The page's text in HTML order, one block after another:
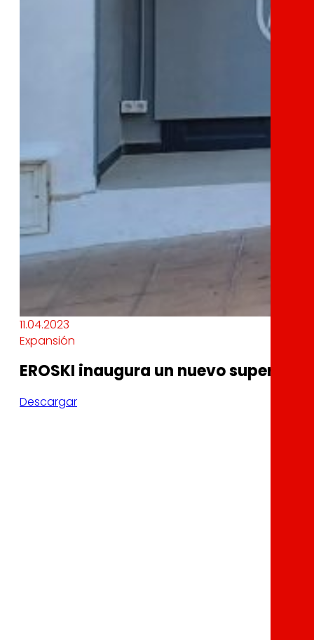
11.04.2023
Expansión
EROSKI inaugura un nuevo
Descargar